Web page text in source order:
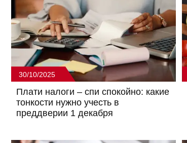
30/10/2025
Плати налоги – спи спокойно: какие
тонкости нужно учесть в
преддверии 1 декабря